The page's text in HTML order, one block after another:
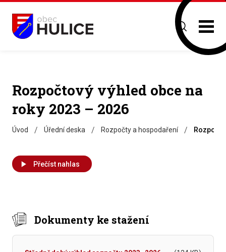
Rozpočtový výhled obce na
roky 2023 – 2026
Úvod / Úřední deska / Rozpočty a hospodaření /
Přečíst nahlas
Dokumenty ke stažení